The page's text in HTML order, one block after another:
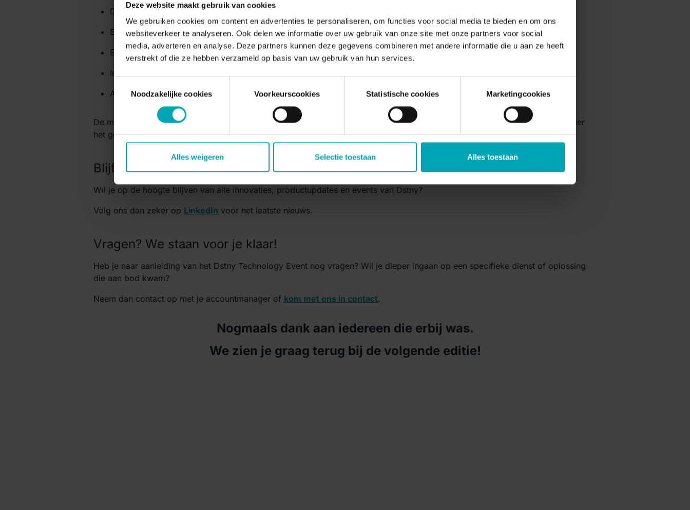
Deze website maakt gebruik van cookies
We gebruiken cookies om content en advertenties te personaliseren, om functies voor social media te bieden en om ons
websiteverkeer te analyseren. Ook delen we informatie over uw gebruik van onze site met onze partners voor social
media, adverteren en analyse. Deze partners kunnen deze gegevens combineren met andere informatie die u aan ze heeft
verstrekt of die ze hebben verzameld op basis van uw gebruik van hun services.
Noodzakelijke cookies
Voorkeurscookies Statistische cookies Marketingcookies
Alles weigeren Selectie toestaan Alles toestaan
De laatste ontwikkelingen rondomDstny UCaaS
Een demo van onze AI-spraakassistent DDA
Eenlive hacking demovanDstny Secure Internet
Introductie van
Alles overCall2Teams (Go) en de integratie met Microsoft Teams
De middag werd afgesloten met een netwerkborrel aan de rand van het veld, waar volop werd nagepraat en genetwerkt onder
het genot van een hapje en een drankje.
Blijf op de hoogte
Wil je op de hoogte blijven van alle innovaties, productupdates en events van Dstny?
Volg ons dan zeker op LinkedIn voor het laatste nieuws.
Vragen? We staan voor je klaar!
Heb je naar aanleiding van het Dstny Technology Event nog vragen? Wil je dieper ingaan op een specifieke dienst of oplossing
die aan bod kwam?
Neem dan contact op met je accountmanager of kom met ons in contact.
Nogmaals dank aan iedereen die erbij was.
We zien je graag terug bij de volgende editie!